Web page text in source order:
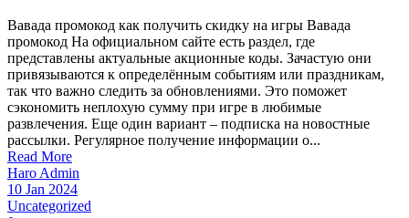
Вавада промокод как получить скидку на игры Вавада
промокод На официальном сайте есть раздел, где
представлены актуальные акционные коды. Зачастую они
привязываются к определённым событиям или праздникам,
так что важно следить за обновлениями. Это поможет
сэкономить неплохую сумму при игре в любимые
развлечения. Еще один вариант – подписка на новостные
рассылки. Регулярное получение информации о...
Read More
Haro Admin
10 Jan 2024
Uncategorized